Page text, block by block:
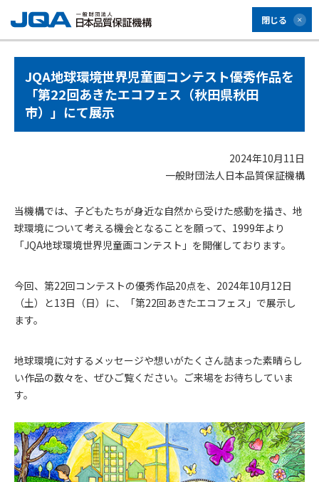
閉じる
JQA地球環境世界児童画コンテスト優秀作品を
「第22回あきたエコフェス（秋田県秋田
市）」にて展示
2024年10月11日
一般財団法人日本品質保証機構
当機構では、子どもたちが身近な自然から受けた感動を描き、地
球環境について考える機会となることを願って、1999年より
「JQA地球環境世界児童画コンテスト」を開催しております。
今回、第22回コンテストの優秀作品20点を、2024年10月12日
（土）と13日（日）に、「第22回あきたエコフェス」で展示し
ます。
地球環境に対するメッセージや想いがたくさん詰まった素晴らし
い作品の数々を、ぜひご覧ください。ご来場をお待ちしていま
す。